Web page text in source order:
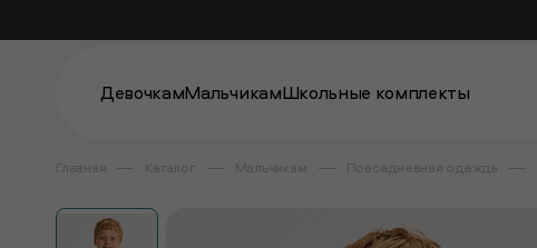
ДевочкамМальчикамШкольные комплекты
Главная Каталог Мальчикам Повседневная одежда